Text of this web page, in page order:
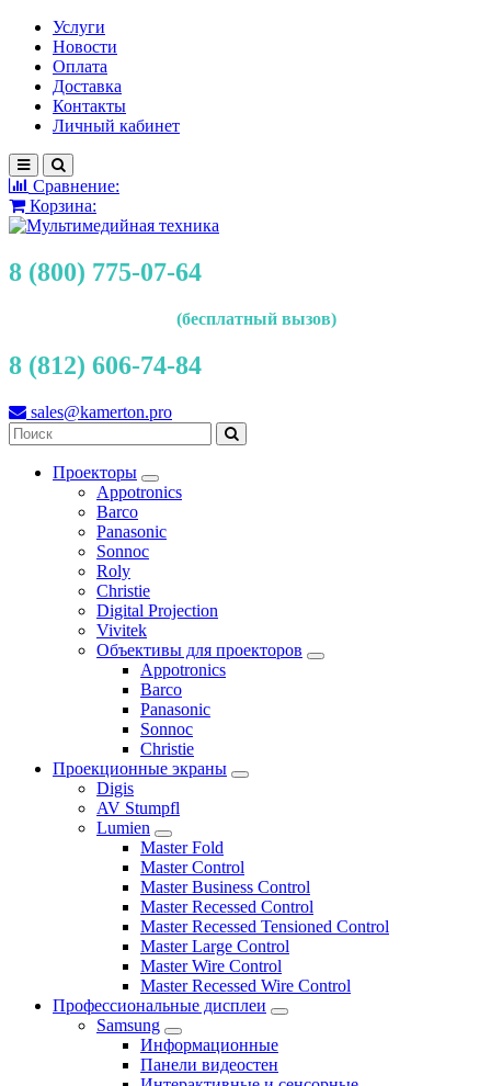
Услуги
Новости
Оплата
Доставка
Контакты
Личный кабинет
Сравнение:
Корзина:
8 (800) 775-07-64
(бесплатный вызов)
8 (812) 606-74-84
sales@kamerton.pro
Проекторы
Appotronics
Barco
Panasonic
Sonnoc
Roly
Christie
Digital Projection
Vivitek
Объективы для проекторов
Appotronics
Barco
Panasonic
Sonnoc
Сhristie
Проекционные экраны
Digis
AV Stumpfl
Lumien
Master Fold
Master Control
Master Business Control
Master Recessed Control
Master Recessed Tensioned Control
Master Large Control
Master Wire Control
Master Recessed Wire Control
Профессиональные дисплеи
Samsung
Информационные
Панели видеостен